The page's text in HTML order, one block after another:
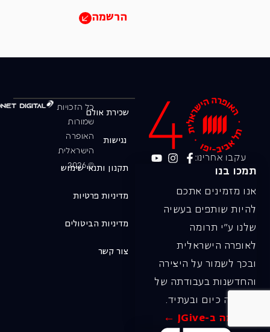
הרשמה
עקבו אחרינו:
תמכו בנו
אנו מזמינים אתכם
להיות שותפים בעשיה
שלנו ע"י תרומה
לאופרה הישראלית
ובכך לשמור על היצירה
והחדשנות בעבודתה של
האופרה כיום ובעתיד.
לתרומה ב-JGive ←
כל הזכויות
שמורות
האופרה
הישראלית
© 2026
שכירת אולם
נגישות
תקנון ותנאי שימוש
מדיניות פרטיות
מדיניות הביטולים
צור קשר